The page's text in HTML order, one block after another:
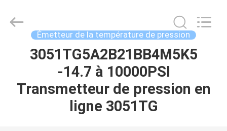
APERÇU
PRODUITS
Technology
CO.,LTD.
Émetteur de la température de pression
3051TG5A2B21BB4M5K5
-14.7 à 10000PSI
Transmetteur de pression en
ligne 3051TG